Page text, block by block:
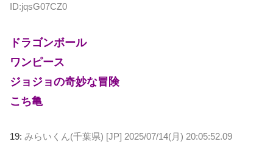
ID:jqsG07CZ0
ドラゴンボール
ワンピース
ジョジョの奇妙な冒険
こち亀
19: みらいくん(千葉県) [JP] 2025/07/14(月) 20:05:52.09